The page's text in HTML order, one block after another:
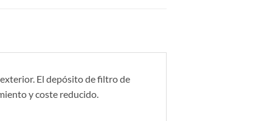
El depósito de filtro de
y coste reducido.